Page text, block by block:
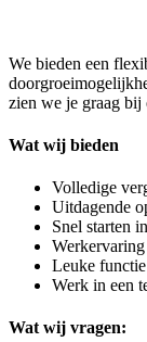
We bieden een
zien we je graag bij
Wat wij bieden
Volledige
Uitdagende
Snel starten
Leuke
Werk in een
Wat wij vragen: